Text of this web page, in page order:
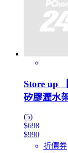
Store up
矽膠瀝水
(5)
$698
$990
折價券